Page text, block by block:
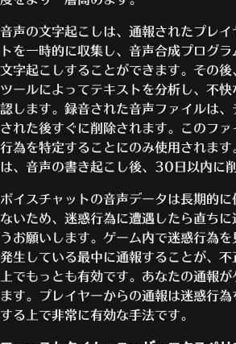
音声の文字起こしは、通報されたプレイ
トを一時的に収集し、音声合成プログ
文字起こしすることができます。その
ツールによってテキストを分析し、不
認します。録音された音声ファイルは、
された後すぐに削除されます。このフ
行為を特定することにのみ使用されま
は、音声の書き起こし後、30日以内に
ボイスチャットの音声データは長期的
ないため、迷惑行為に遭遇したら直ちに
うお願いします。ゲーム内で迷惑行為
発生している最中に通報することが、
上でもっとも有効です。あなたの通報
ます。プレイヤーからの通報は迷惑行
する上で非常に有効な手法です。